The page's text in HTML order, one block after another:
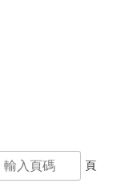
頁